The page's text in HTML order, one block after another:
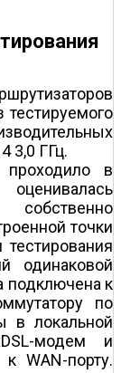
тестируемого
3,0 ГГц.
проходило в
точки
одинаковой
подключена к
по
в локальной
модем и
WAN-порту.